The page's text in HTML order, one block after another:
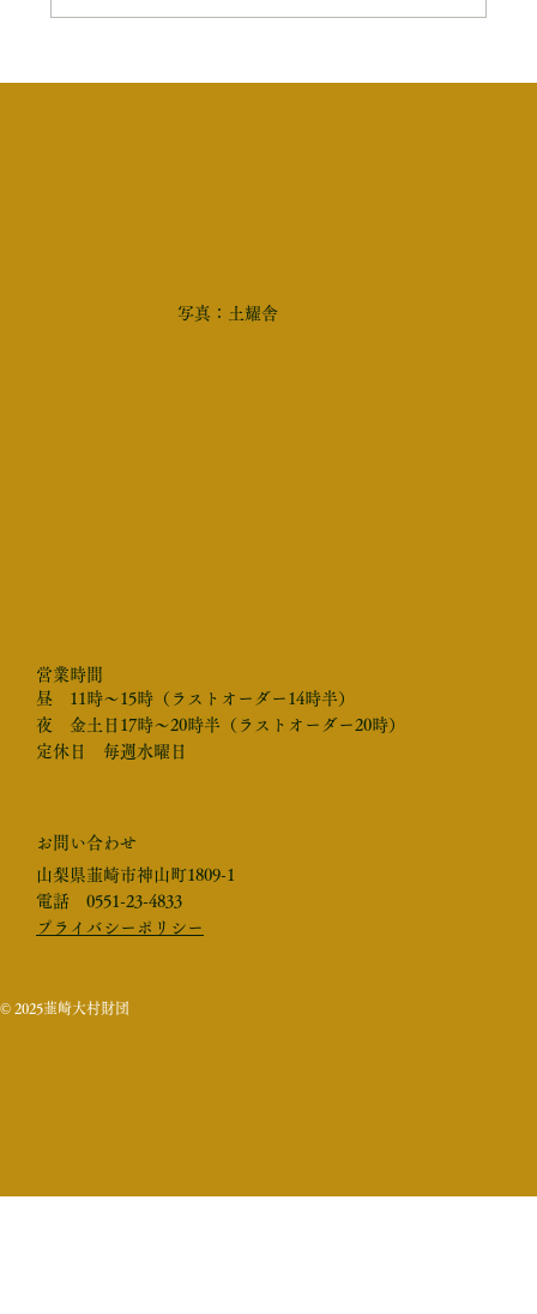
写真：土耀舎
営業時間
昼 11時〜15時（ラストオーダー14時半）
夜 金土日17時〜20時半（ラストオーダー20時）
​定休日 毎週水曜日
お​問い合わせ
山梨県韮崎市神山町1809-1
​電話 0551-23-4833
プライバシーポリシー
© 2025韮崎大村財団